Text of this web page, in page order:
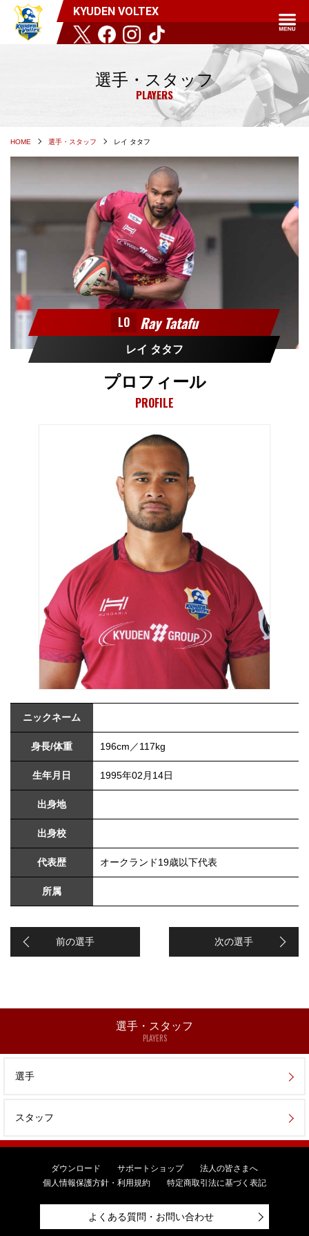
KYUDEN VOLTEX
選手・スタッフ
PLAYERS
HOME 選手・スタッフ レイ タタフ
LO Ray Tatafu
レイ タタフ
プロフィール
PROFILE
ニックネーム
身長/体重 196cm／117kg
生年月日 1995年02月14日
出身地
出身校
代表歴 オークランド19歳以下代表
所属
前の選手 次の選手
選手・スタッフ
PLAYERS
選手
スタッフ
ダウンロード サポートショップ
法人の皆さまへ
個人情報保護方針・利用規約
特定商取引法に基づく表記
よくある質問・お問い合わせ